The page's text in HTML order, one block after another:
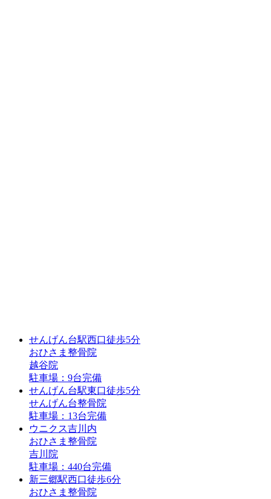
せんげん台駅西口徒歩5分
おひさま整骨院
越谷院
駐車場：9台完備
せんげん台駅東口徒歩5分
せんげん台整骨院
駐車場：13台完備
ウニクス吉川内
おひさま整骨院
吉川院
駐車場：440台完備
新三郷駅西口徒歩6分
おひさま整骨院